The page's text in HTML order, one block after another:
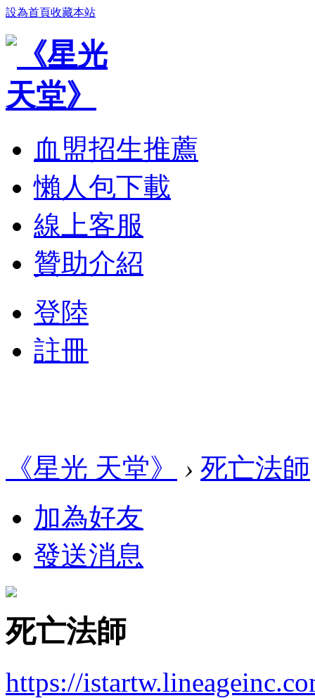
設為首頁收藏本站
血盟招生推薦
懶人包下載
線上客服
贊助介紹
登陸
註冊
《星光 天堂》 › 死亡法師
加為好友
發送消息
死亡法師
https://